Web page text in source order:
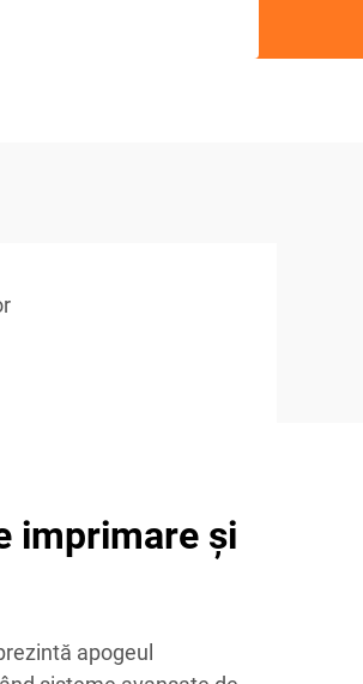
imprimare și
apogeul